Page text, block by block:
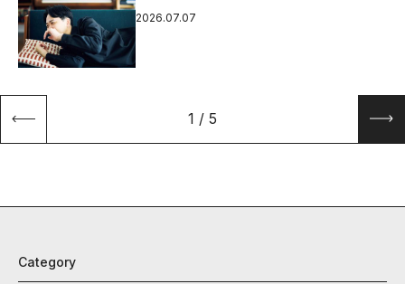
2026.07.07
1 / 5
Category